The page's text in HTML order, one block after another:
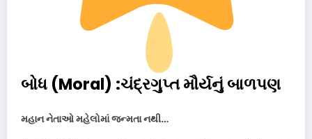
બોધ (Moral) :ચંદ્રગુપ્ત મૌર્યનું બાળપણ
મહાન નેતાઓ મહેલોમાં જન્મતા નથી…